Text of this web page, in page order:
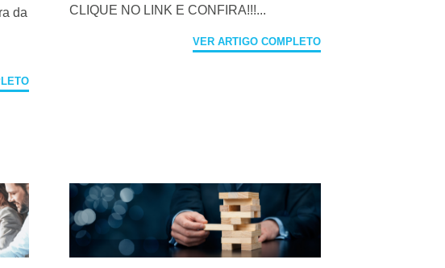
da
CLIQUE NO LINK E CONFIRA!!!...
VER ARTIGO COMPLETO